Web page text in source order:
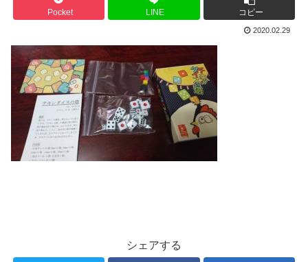
Pocket LINE コピー
2020.02.29
シェアする